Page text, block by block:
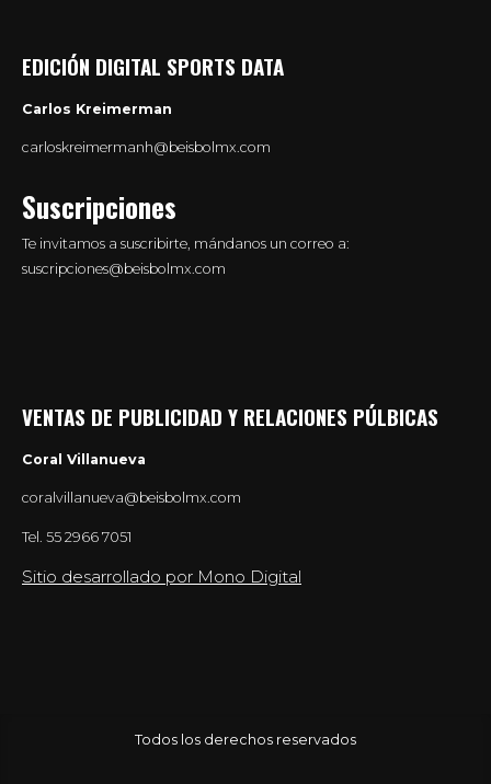
EDICIÓN DIGITAL SPORTS DATA
Carlos Kreimerman
carloskreimermanh@beisbolmx.com
Suscripciones
Te invitamos a suscribirte, mándanos un correo a:
suscripciones@beisbolmx.com
VENTAS DE PUBLICIDAD Y RELACIONES PÚLBICAS
Coral Villanueva
coralvillanueva@beisbolmx.com
Tel. 55 2966 7051
Sitio desarrollado por Mono Digital
Todos los derechos reservados